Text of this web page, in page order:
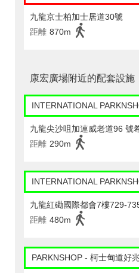
九龍京士柏加士居道30號
距離 870m
康宏廣場附近的配套設施
INTERNATIONAL
九龍尖沙咀加連威老道96 號
距離 290m
INTERNATIONAL
九龍紅磡國際都會7樓729-
距離 480m
PARKNSHOP - 柯士甸道好